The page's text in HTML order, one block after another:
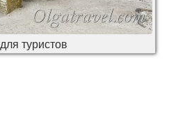
туристов